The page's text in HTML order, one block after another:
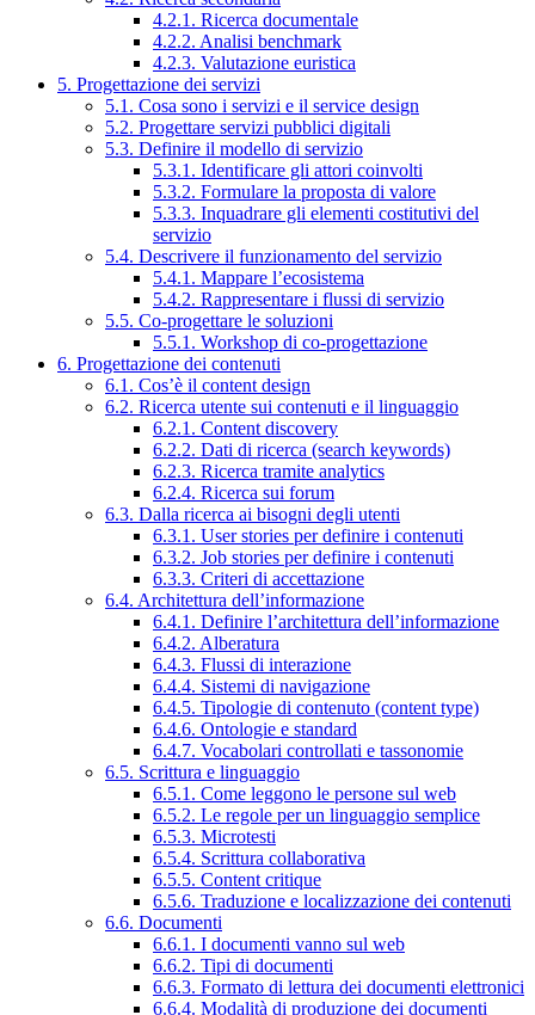
4.2.1. Ricerca documentale
4.2.2. Analisi benchmark
4.2.3. Valutazione euristica
5. Progettazione dei servizi
5.1. Cosa sono i servizi e il service design
5.2. Progettare servizi pubblici digitali
5.3. Definire il modello di servizio
5.3.1. Identificare gli attori coinvolti
5.3.2. Formulare la proposta di valore
5.3.3. Inquadrare gli elementi costitutivi del
servizio
5.4. Descrivere il funzionamento del servizio
5.4.1. Mappare l’ecosistema
5.4.2. Rappresentare i flussi di servizio
5.5. Co-progettare le soluzioni
5.5.1. Workshop di co-progettazione
6. Progettazione dei contenuti
6.1. Cos’è il content design
6.2. Ricerca utente sui contenuti e il linguaggio
6.2.1. Content discovery
6.2.2. Dati di ricerca (search keywords)
6.2.3. Ricerca tramite analytics
6.2.4. Ricerca sui forum
6.3. Dalla ricerca ai bisogni degli utenti
6.3.1. User stories per definire i contenuti
6.3.2. Job stories per definire i contenuti
6.3.3. Criteri di accettazione
6.4. Architettura dell’informazione
6.4.1. Definire l’architettura dell’informazione
6.4.2. Alberatura
6.4.3. Flussi di interazione
6.4.4. Sistemi di navigazione
6.4.5. Tipologie di contenuto (content type)
6.4.6. Ontologie e standard
6.4.7. Vocabolari controllati e tassonomie
6.5. Scrittura e linguaggio
6.5.1. Come leggono le persone sul web
6.5.2. Le regole per un linguaggio semplice
6.5.3. Microtesti
6.5.4. Scrittura collaborativa
6.5.5. Content critique
6.5.6. Traduzione e localizzazione dei contenuti
6.6. Documenti
6.6.1. I documenti vanno sul web
6.6.2. Tipi di documenti
6.6.3. Formato di lettura dei documenti elettronici
6.6.4. Modalità di produzione dei documenti